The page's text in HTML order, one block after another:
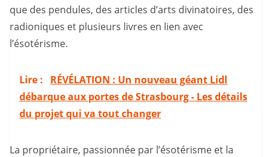
que des pendules, des articles d’arts divinatoires, des
radioniques et plusieurs livres en lien avec
l’ésotérisme.
Lire :
RÉVÉLATION : Un nouveau géant Lidl
débarque aux portes de Strasbourg - Les détails
du projet qui va tout changer
La propriétaire, passionnée par l’ésotérisme et la